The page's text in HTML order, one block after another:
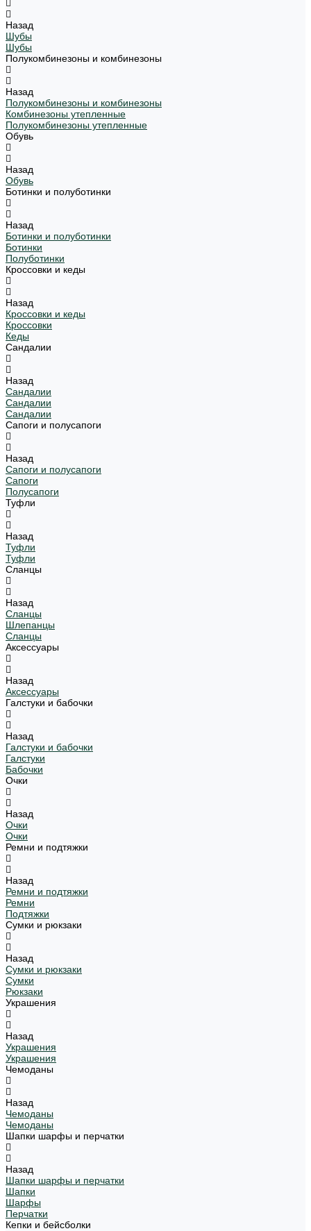
Назад
Шубы
Шубы
Полукомбинезоны и комбинезоны
Назад
Полукомбинезоны и комбинезоны
Комбинезоны утепленные
Полукомбинезоны утепленные
Обувь
Назад
Обувь
Ботинки и полуботинки
Назад
Ботинки и полуботинки
Ботинки
Полуботинки
Кроссовки и кеды
Назад
Кроссовки и кеды
Кроссовки
Кеды
Сандалии
Назад
Сандалии
Сандалии
Сандалии
Сапоги и полусапоги
Назад
Сапоги и полусапоги
Сапоги
Полусапоги
Туфли
Назад
Туфли
Туфли
Сланцы
Назад
Сланцы
Шлепанцы
Сланцы
Аксессуары
Назад
Аксессуары
Галстуки и бабочки
Назад
Галстуки и бабочки
Галстуки
Бабочки
Очки
Назад
Очки
Очки
Ремни и подтяжки
Назад
Ремни и подтяжки
Ремни
Подтяжки
Сумки и рюкзаки
Назад
Сумки и рюкзаки
Сумки
Рюкзаки
Украшения
Назад
Украшения
Украшения
Чемоданы
Назад
Чемоданы
Чемоданы
Шапки шарфы и перчатки
Назад
Шапки шарфы и перчатки
Шапки
Шарфы
Перчатки
Кепки и бейсболки